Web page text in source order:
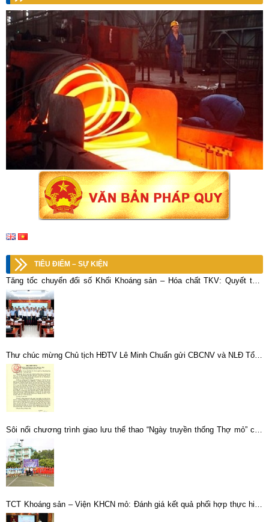
TIÊU ĐIỂM – SỰ KIỆN
Tăng tốc chuyển đổi số Khối Khoáng sản – Hóa chất TKV: Quyết tâm
bứt phá trong giai đoạn nước rút
Thư chúc mừng Chủ tịch HĐTV Lê Minh Chuẩn gửi CBCNV và NLĐ Tổng
công ty Khoáng sản TKV – CTCP
Sôi nổi chương trình giao lưu thể thao “Ngày truyền thống Thợ mỏ” của
Đoàn thanh niên Tổng công ty Khoáng sản – TKV
TCT Khoáng sản – Viện KHCN mỏ: Đánh giá kết quả phối hợp thực hiện
các công trình khoa học